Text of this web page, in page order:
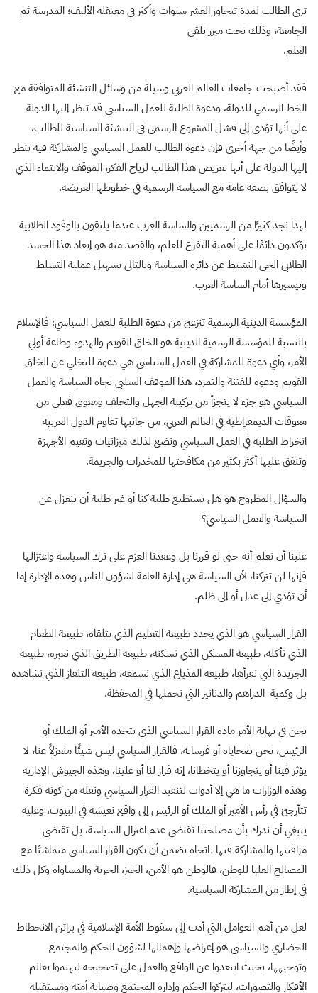
ترى الطالب لمدة تتجاوز العشر سنوات وأكثر في معتقله الأليف؛ المدرسة ثم
الجامعة، وذلك تحت مبرر تلقي
العلم.
فقد أصبحت جامعات العالم العربي وسيلة من وسائل التنشئة المتوافقة مع
الخط الرسمي للدولة، ودعوة الطلبة للعمل السياسي قد تنظر إليها الدولة
على أنها تؤدي إلى فشل المشروع الرسمي في التنشئة السياسية للطالب،
وأيضًا من جهة أخرى فإن دعوة الطالب للعمل السياسي والمشاركة فيه تنظر
إليها الدولة على أنها تعريض هذا الطالب لرياح الفكر، الموقف والانتماء الذي
لا يتوافق بصفة عامة مع السياسة الرسمية في خطوطها العريضة.
لهذا نجد كثيرًا من الرسميين والساسة العرب عندما يلتقون بالوفود الطلابية
يؤكدون دائمًا على أهمية التفرغ للعلم، والقصد منه هو إبعاد هذا الجسد
الطلابي الحي النشيط عن دائرة السياسة وبالتالي تسهيل عملية التسلط
وتيسيرها أمام الساسة العرب.
المؤسسة الدينية الرسمية تنزعج من دعوة الطلبة للعمل السياسي؛ فالإسلام
بالنسبة للمؤسسة الرسمية الدينية هو الخلق القويم والهدوء وطاعة أولي
الأمر، وأي دعوة للمشاركة في العمل السياسي هي دعوة للتخلي عن الخلق
القويم ودعوة للفتنة والتمرد، هذا الموقف السلبي تجاه السياسة والعمل
السياسي هو جزء لا يتجزأ من تركيبة الجهل والتخلف ومعوق فعلي من
معوقات الديمقراطية في العالم العربي، من جانبها تقاوم الدول العربية
انخراط الطلبة في العمل السياسي وتضع لذلك ميزانيات وتقيم الأجهزة
وتنفق عليها أكثر بكثير من مكافحتها للمخدرات والجريمة.
والسؤال المطروح هو هل نستطيع طلبة كنا أو غير طلبة أن ننعزل عن
السياسة والعمل السياسي؟
علينا أن نعلم أنه حتى لو قررنا بل وعقدنا العزم على ترك السياسة واعتزالها
فإنها لن تتركنا، لأن السياسة هي إدارة العامة لشؤون الناس وهذه الإدارة إما
أن تؤدي إلى عدل أو إلى ظلم.
القرار السياسي هو الذي يحدد طبيعة التعليم الذي نتلقاه، طبيعة الطعام
الذي نأكله، طبيعة المسكن الذي نسكنه، طبيعة الطريق الذي نعبره، طبيعة
الجريدة التي نقرأها، طبيعة المذياع الذي نسمعه، طبيعة التلفاز الذي نشاهده
بل وكمية الدراهم والدنانير التي نحملها في المحفظة.
نحن في نهاية الأمر مادة القرار السياسي الذي يتخده الأمير أو الملك أو
الرئيس، نحن ضحاياه أو فرسانه، فالقرار السياسي ليس شيئًا منعزلاً عنا، لا
يؤثر فينا أو يتجاوزنا أو يتخطانا، إنه قرار لنا أو علينا، وهذه الجيوش الإدارية
وهذه الوزارات ما هي إلا أدوات لتنفيد القرار السياسي ونقله من كونه فكرة
تتأرجح في رأس الأمير أو الملك أو الرئيس إلى واقع نعيشه في البيوت، وعليه
ينبغي أن ندرك بأن مصلحتنا تقتضي عدم اعتزال السياسة، بل تقتضي
مراقبتها والمشاركة فيها باتجاه يضمن أن يكون القرار السياسي متماشيًا مع
المصالح العليا للوطن، فالوطن هو الأمن، الخبز، الحرية والمساواة وكل ذلك
في إطار من المشاركة السياسية.
لعل من أهم العوامل التي أدت إلى سقوط الأمة الإسلامية في براثن الانحطاط
الحضاري والسياسي هو إعراضها وإهمالها لشؤون الحكم والمجتمع
وتوجيهها، بحيث ابتعدوا عن الواقع والعمل على تصحيحه ليهتموا بعالم
الأفكار والتصورات، ليتركوا الحكم وإدارة المجتمع وصيانة أمنه ومستقبله